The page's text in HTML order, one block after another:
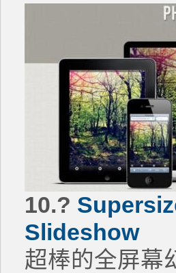
10.?
Slideshow
超棒的全屏幕